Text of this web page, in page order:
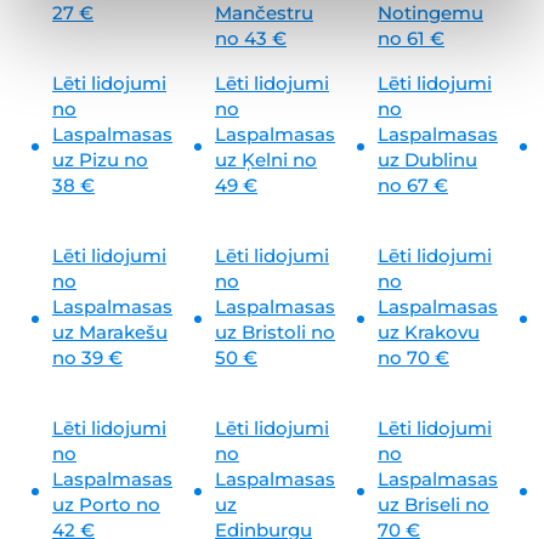
27 €
Lēti lidojumi
no
Laspalmasas
uz Pizu no
38 €
Lēti lidojumi
no
Laspalmasas
uz Marakešu
no 39 €
Lēti lidojumi
no
Laspalmasas
uz Porto no
42 €
Mančestru
no 43 €
Lēti lidojumi
no
Laspalmasas
uz Ķelni no
49 €
Lēti lidojumi
no
Laspalmasas
uz Bristoli no
50 €
Lēti lidojumi
no
Laspalmasas
uz
Edinburgu
Notingemu
no 61 €
Lēti lidojumi
no
Laspalmasas
uz Dublinu
no 67 €
Lēti lidojumi
no
Laspalmasas
uz Krakovu
no 70 €
Lēti lidojumi
no
Laspalmasas
uz Briseli no
70 €